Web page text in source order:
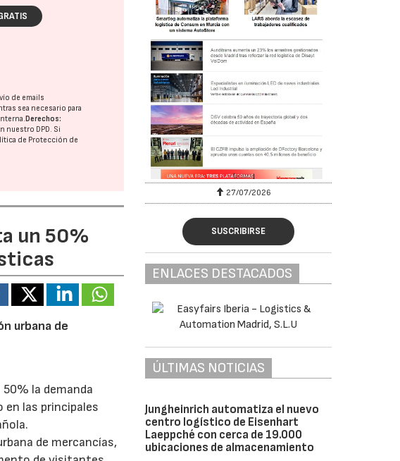
de emails
sea necesario para
Derechos:
nuestro DPD. Si
de Protección de
un 50%
urbana de
la demanda
en las principales
de mercancías,
27/07/2026
SUSCRIBIRSE
ENLACES DESTACADOS
ÚLTIMAS NOTICIAS
Jungheinrich automatiza el nuevo
centro logístico de Eisenhart
Laeppché con cerca de 19.000
ubicaciones de almacenamiento